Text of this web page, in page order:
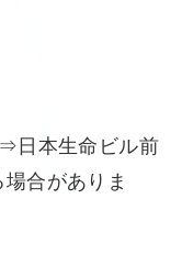
本生命ビル前
合がありま